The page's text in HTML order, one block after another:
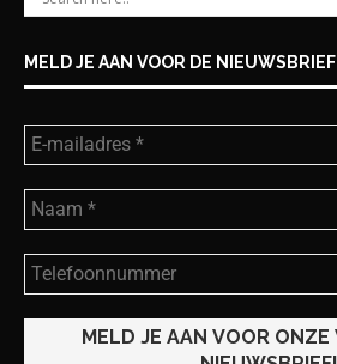
MELD JE AAN VOOR DE NIEUWSBRIEF